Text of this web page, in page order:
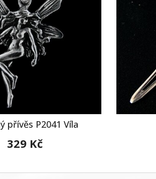
přívěs P2041 Víla
329 Kč